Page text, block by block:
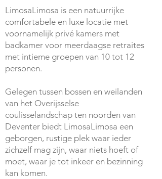
LimosaLimosa is een natuurrijke
comfortabele en luxe locatie met
voornamelijk privé kamers met
badkamer voor meerdaagse retraites
met intieme groepen van 10 tot 12
personen.
Gelegen tussen bossen en weilanden
van het Overijsselse
coulisselandschap ten noorden van
Deventer biedt LimosaLimosa een
geborgen, rustige plek waar ieder
zichzelf mag zijn, waar niets hoeft of
moet, waar je tot inkeer en bezinning
kan komen.